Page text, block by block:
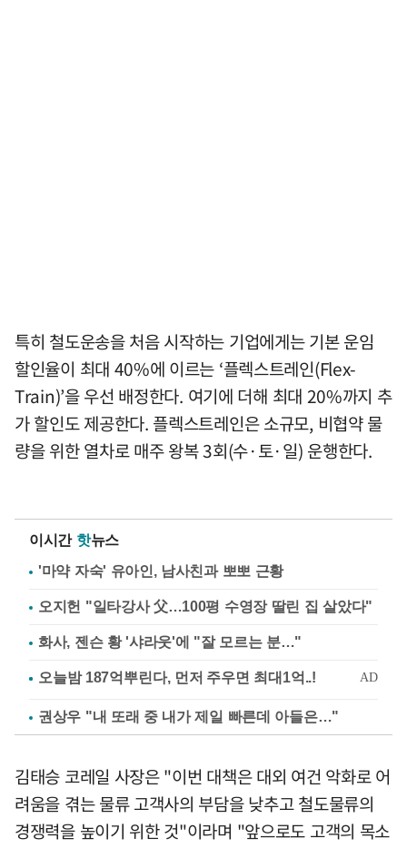
특히 철도운송을 처음 시작하는 기업에게는 기본 운임
할인율이 최대 40%에 이르는 ‘플렉스트레인(Flex-
Train)’을 우선 배정한다. 여기에 더해 최대 20%까지 추
가 할인도 제공한다. 플렉스트레인은 소규모, 비협약 물
량을 위한 열차로 매주 왕복 3회(수·토·일) 운행한다.
이시간 핫뉴스
'마약 자숙' 유아인, 남사친과 뽀뽀 근황
오지헌 "일타강사 父…100평 수영장 딸린 집 살았다"
화사, 젠슨 황 '샤라웃'에 "잘 모르는 분…"
권상우 "내 또래 중 내가 제일 빠른데 아들은…"
김태승 코레일 사장은 "이번 대책은 대외 여건 악화로 어
려움을 겪는 물류 고객사의 부담을 낮추고 철도물류의
경쟁력을 높이기 위한 것"이라며 "앞으로도 고객의 목소